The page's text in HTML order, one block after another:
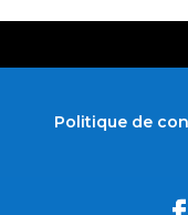
Politique de